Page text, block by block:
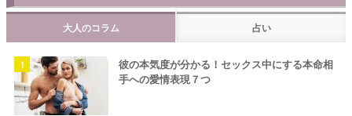
大人のコラム 占い
彼の本気度が分かる！セックス中にする本命相
手への愛情表現７つ